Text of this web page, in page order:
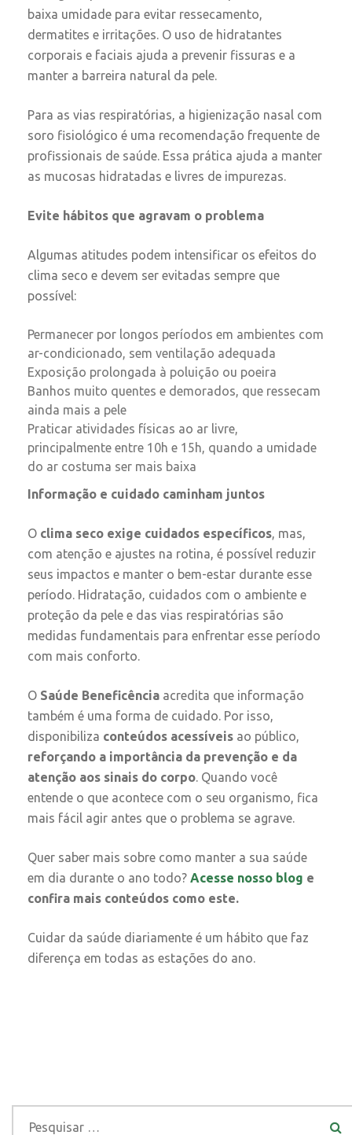
baixa umidade para evitar ressecamento,
dermatites e irritações. O uso de hidratantes
corporais e faciais ajuda a prevenir fissuras e a
manter a barreira natural da pele.
Para as vias respiratórias, a higienização nasal com
soro fisiológico é uma recomendação frequente de
profissionais de saúde. Essa prática ajuda a manter
as mucosas hidratadas e livres de impurezas.
Evite hábitos que agravam o problema
Algumas atitudes podem intensificar os efeitos do
clima seco e devem ser evitadas sempre que
possível:
Permanecer por longos períodos em ambientes com
ar-condicionado, sem ventilação adequada
Exposição prolongada à poluição ou poeira
Banhos muito quentes e demorados, que ressecam
ainda mais a pele
Praticar atividades físicas ao ar livre,
principalmente entre 10h e 15h, quando a umidade
do ar costuma ser mais baixa
Informação e cuidado caminham juntos
O clima seco exige cuidados específicos, mas,
com atenção e ajustes na rotina, é possível reduzir
seus impactos e manter o bem-estar durante esse
período. Hidratação, cuidados com o ambiente e
proteção da pele e das vias respiratórias são
medidas fundamentais para enfrentar esse período
com mais conforto.
O Saúde Beneficência acredita que informação
também é uma forma de cuidado. Por isso,
disponibiliza conteúdos acessíveis ao público,
reforçando a importância da prevenção e da
atenção aos sinais do corpo. Quando você
entende o que acontece com o seu organismo, fica
mais fácil agir antes que o problema se agrave.
Quer saber mais sobre como manter a sua saúde
em dia durante o ano todo? Acesse nosso blog e
confira mais conteúdos como este.
Cuidar da saúde diariamente é um hábito que faz
diferença em todas as estações do ano.